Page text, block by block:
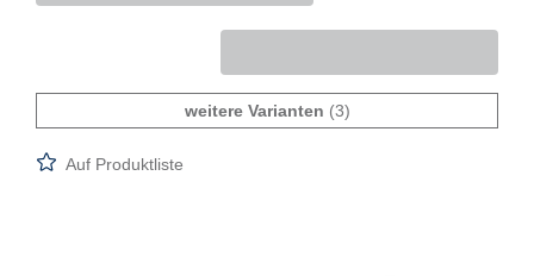
weitere Varianten (3)
Auf Produktliste